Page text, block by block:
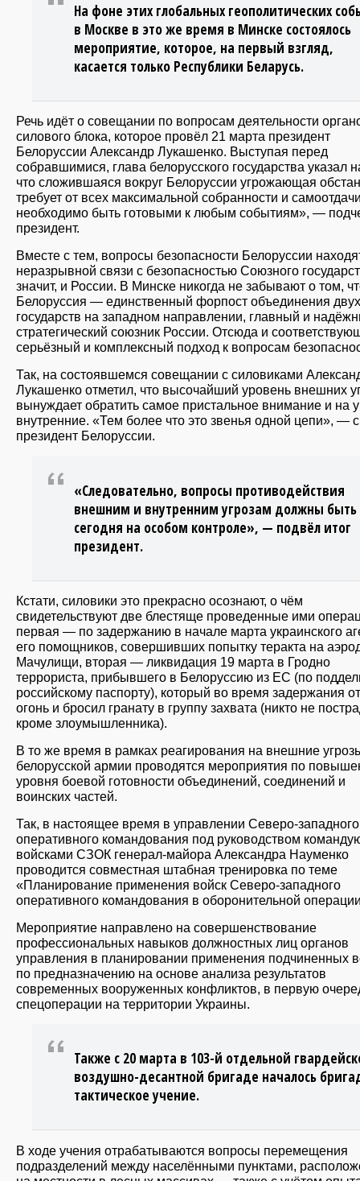
На фоне этих глобальных геополитических
в Москве в это же время в Минске состоялось
мероприятие, которое, на первый взгляд,
касается только Республики Беларусь.
Речь идёт о совещании по вопросам деятельности
силового блока, которое провёл 21 марта президент
Белоруссии Александр Лукашенко. Выступая перед
собравшимися, глава белорусского государства указал
что сложившаяся вокруг Белоруссии угрожающая
требует от всех максимальной собранности и
необходимо быть готовыми к любым событиям», —
президент.
Вместе с тем, вопросы безопасности Белоруссии
неразрывной связи с безопасностью Союзного
значит, и России. В Минске никогда не забывают о том,
Белоруссия — единственный форпост объединения двух
государств на западном направлении, главный и
стратегический союзник России. Отсюда и
серьёзный и комплексный подход к вопросам
Так, на состоявшемся совещании с силовиками
Лукашенко отметил, что высочайший уровень внешних
вынуждает обратить самое пристальное внимание и на
внутренние. «Тем более что это звенья одной цепи», —
президент Белоруссии.
«Следовательно, вопросы противодействия
внешним и внутренним угрозам должны быть
сегодня на особом контроле», — подвёл итог
президент.
Кстати, силовики это прекрасно осознают, о чём
свидетельствуют две блестяще проведенные ими
первая — по задержанию в начале марта украинского
его помощников, совершивших попытку теракта на
Мачулищи, вторая — ликвидация 19 марта в Гродно
террориста, прибывшего в Белоруссию из ЕС (по
российскому паспорту), который во время задержания
огонь и бросил гранату в группу захвата (никто не
кроме злоумышленника).
В то же время в рамках реагирования на внешние
белорусской армии проводятся мероприятия по
уровня боевой готовности объединений, соединений и
воинских частей.
Так, в настоящее время в управлении Северо-западного
оперативного командования под руководством
войсками СЗОК генерал-майора Александра Науменко
проводится совместная штабная тренировка по теме
«Планирование применения войск Северо-западного
оперативного командования в оборонительной
Мероприятие направлено на совершенствование
профессиональных навыков должностных лиц органов
управления в планировании применения подчиненных
по предназначению на основе анализа результатов
современных вооруженных конфликтов, в первую
спецоперации на территории Украины.
Также с 20 марта в 103-й отдельной
воздушно-десантной бригаде началось
тактическое учение.
В ходе учения отрабатываются вопросы перемещения
подразделений между населёнными пунктами,